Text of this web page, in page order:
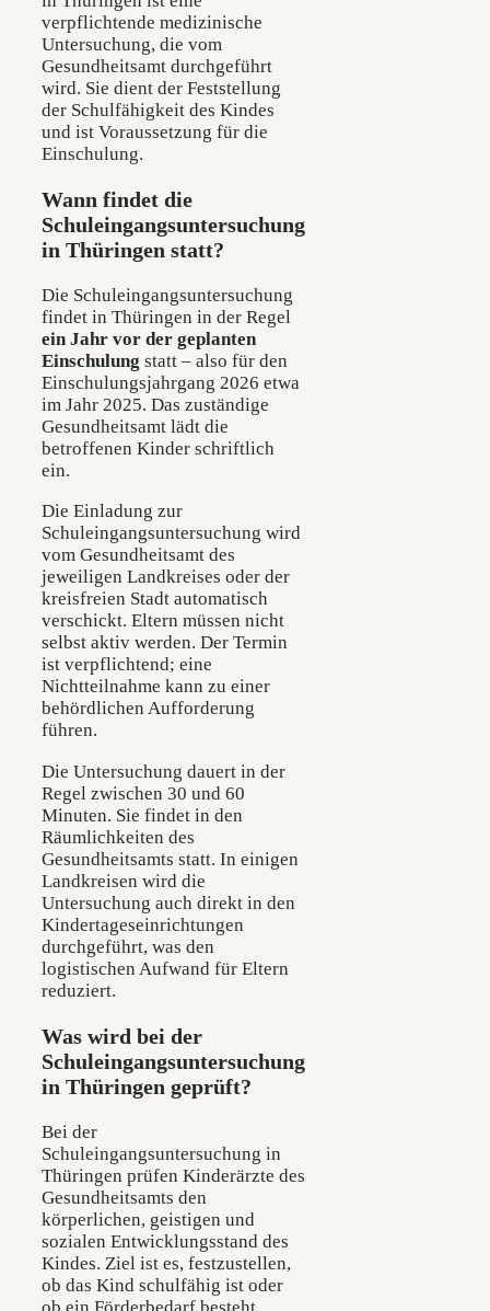
verpflichtende medizinische
Untersuchung, die vom
Gesundheitsamt durchgeführt
wird. Sie dient der Feststellung
der Schulfähigkeit des Kindes
und ist Voraussetzung für die
Einschulung.
Wann findet die
Schuleingangsuntersuchung
in Thüringen statt?
Die Schuleingangsuntersuchung
findet in Thüringen in der Regel
ein Jahr vor der geplanten
Einschulung statt – also für den
Einschulungsjahrgang 2026 etwa
im Jahr 2025. Das zuständige
Gesundheitsamt lädt die
betroffenen Kinder schriftlich
ein.
Die Einladung zur
Schuleingangsuntersuchung wird
vom Gesundheitsamt des
jeweiligen Landkreises oder der
kreisfreien Stadt automatisch
verschickt. Eltern müssen nicht
selbst aktiv werden. Der Termin
ist verpflichtend; eine
Nichtteilnahme kann zu einer
behördlichen Aufforderung
führen.
Die Untersuchung dauert in der
Regel zwischen 30 und 60
Minuten. Sie findet in den
Räumlichkeiten des
Gesundheitsamts statt. In einigen
Landkreisen wird die
Untersuchung auch direkt in den
Kindertageseinrichtungen
durchgeführt, was den
logistischen Aufwand für Eltern
reduziert.
Was wird bei der
Schuleingangsuntersuchung
in Thüringen geprüft?
Bei der
Schuleingangsuntersuchung in
Thüringen prüfen Kinderärzte des
Gesundheitsamts den
körperlichen, geistigen und
sozialen Entwicklungsstand des
Kindes. Ziel ist es, festzustellen,
ob das Kind schulfähig ist oder